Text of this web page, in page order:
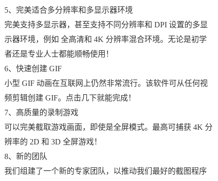
5、完美适合多分辨率和多显示器环境
完美支持多显示器，甚至支持不同分辨率和 DPI 设置的多显
示器环境，例如 全高清和 4K 分辨率混合环境。无论是初学
者还是专业人士都能顺畅使用！
6、快速创建 GIF
小型 GIF 动画在互联网上仍然非常流行。该软件可从任何视
频剪辑创建 GIF。点击几下就能完成！
7、高质量的录制游戏
可以完美截取游戏画面，即使是全屏模式。最高可捕获 4K 分
辨率的 2D 和 3D 全屏游戏！
8、新的团队
我们组建了一个新的专家团队，以推动我们最好的截图程序